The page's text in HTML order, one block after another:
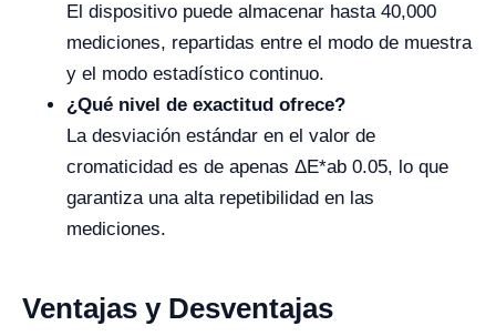
El dispositivo puede almacenar hasta 40,000
mediciones, repartidas entre el modo de muestra
y el modo estadístico continuo.
¿Qué nivel de exactitud ofrece?
La desviación estándar en el valor de
cromaticidad es de apenas ΔE*ab 0.05, lo que
garantiza una alta repetibilidad en las
mediciones.
Ventajas y Desventajas